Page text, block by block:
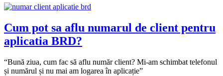
Cum pot sa aflu numarul de client pentru
aplicatia BRD?
“Bună ziua, cum fac să aflu număr client? Mi-am schimbat telefonul
și numărul și nu mai am logarea în aplicație”